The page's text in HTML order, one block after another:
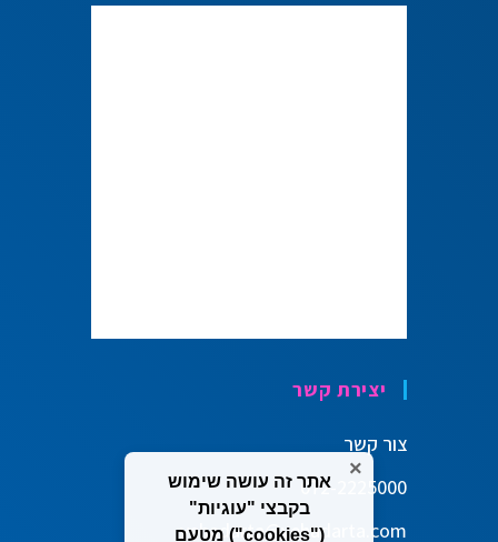
יצירת קשר
צור קשר
072-2225000
vehadarta@vehadarta.com
×
אתר זה עושה שימוש
בקבצי "עוגיות"
("cookies") מטעם